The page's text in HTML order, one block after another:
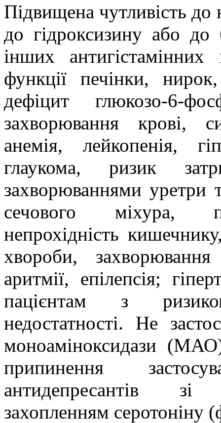
Підвищена чутливість до
до гідроксизину або до
інших
функції печінки, нирок,
дефіцит глюкозо-6-
захворювання крові,
анемія, лейкопенія,
глаукома, ризик
захворюваннями уретри
сечового міхура,
непрохідність
хвороби,
аритмії, епілепсія;
пацієнтам з
недостатності. Не
моноаміноксидази
припинення
антидепресантів
захопленням серотоніну